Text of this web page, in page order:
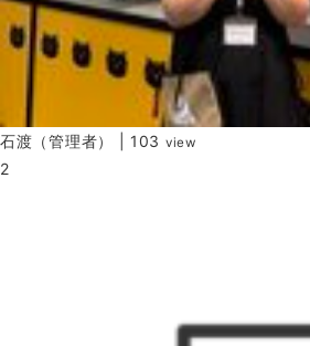
石渡（管理者） 103 view
2